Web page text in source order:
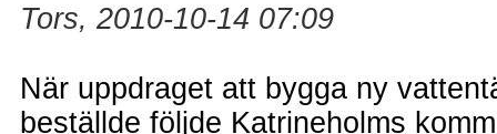
Tors, 2010-10-14 07:09
När uppdraget att bygga ny
beställde följde Katrineholms